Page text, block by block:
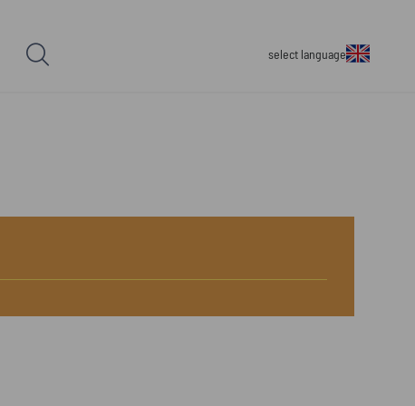
select language